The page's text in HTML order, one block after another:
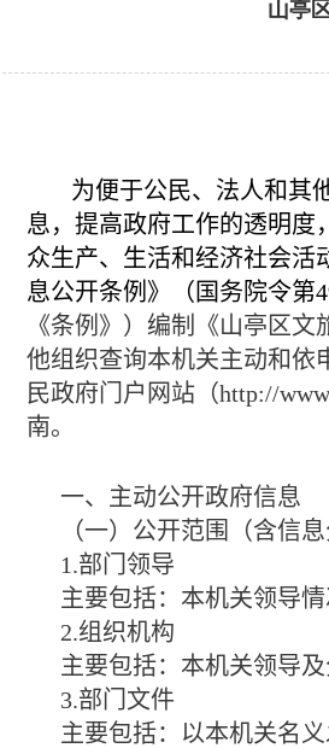
山亭
为便于公民、法人和其
息，提高政府工作的透明度
众生产、生活和经济社会活
息公开条例》（国务院令第
《条例》）编制《山亭区
他组织查询本机关主动和依
民政府门户网站（http://
南。
一、主动公开政府信息
（一）公开范围（含信
1.部门领导
主要包括：本机关领导情
2.组织机构
主要包括：本机关领导
3.部门文件
主要包括：以本机关名